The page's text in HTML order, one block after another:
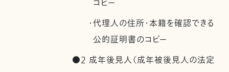
コピー
・代理人の住所・本籍を確認できる
公的証明書のコピー
●2 成年後見人（成年被後見人の法定